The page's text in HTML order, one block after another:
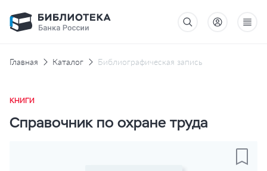
Главная Каталог Библиографическая запись
КНИГИ
Справочник по охране труда